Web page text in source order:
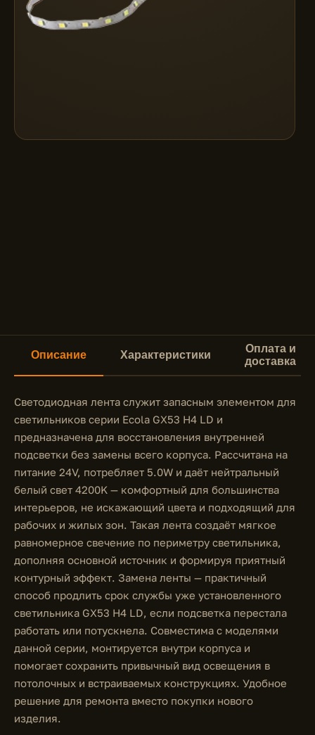
Описание Характеристики
Оплата и
доставка
Светодиодная лента служит запасным элементом для
светильников серии Ecola GX53 H4 LD и
предназначена для восстановления внутренней
подсветки без замены всего корпуса. Рассчитана на
питание 24V, потребляет 5.0W и даёт нейтральный
белый свет 4200K — комфортный для большинства
интерьеров, не искажающий цвета и подходящий для
рабочих и жилых зон. Такая лента создаёт мягкое
равномерное свечение по периметру светильника,
дополняя основной источник и формируя приятный
контурный эффект. Замена ленты — практичный
способ продлить срок службы уже установленного
светильника GX53 H4 LD, если подсветка перестала
работать или потускнела. Совместима с моделями
данной серии, монтируется внутри корпуса и
помогает сохранить привычный вид освещения в
потолочных и встраиваемых конструкциях. Удобное
решение для ремонта вместо покупки нового
изделия.